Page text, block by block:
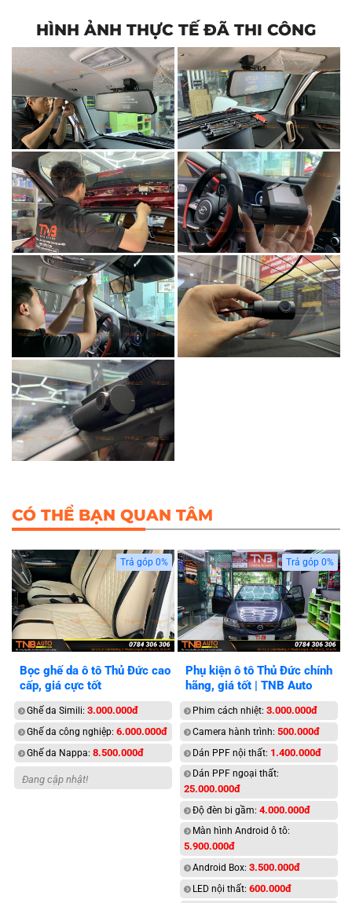
HÌNH ẢNH THỰC TẾ ĐÃ THI CÔNG
CÓ THỂ BẠN QUAN TÂM
Trả góp 0%
Bọc ghế da ô tô Thủ Đức cao
cấp, giá cực tốt
Ghế da Simili: 3.000.000đ
Ghế da công nghiệp: 6.000.000đ
Ghế da Nappa: 8.500.000đ
Đang cập nhật!
Trả góp 0%
Phụ kiện ô tô Thủ Đức chính
hãng, giá tốt | TNB Auto
Phim cách nhiệt: 3.000.000đ
Camera hành trình: 500.000đ
Dán PPF nội thất: 1.400.000đ
Dán PPF ngoại thất:
25.000.000đ
Độ đèn bi gầm: 4.000.000đ
Màn hình Android ô tô:
5.900.000đ
Android Box: 3.500.000đ
LED nội thất: 600.000đ